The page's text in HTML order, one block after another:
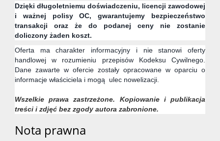
Dzięki długoletniemu doświadczeniu, licencji zawodowej
i ważnej polisy OC, gwarantujemy bezpieczeństwo
transakcji oraz że do podanej ceny nie zostanie
doliczony żaden koszt.
Oferta ma charakter informacyjny i nie stanowi oferty
handlowej w rozumieniu przepisów Kodeksu Cywilnego.
Dane zawarte w ofercie zostały opracowane w oparciu o
informacje właściciela i mogą ulec nowelizacji.
Wszelkie prawa zastrzeżone. Kopiowanie i publikacja
treści i zdjęć bez zgody autora zabronione.
Nota prawna